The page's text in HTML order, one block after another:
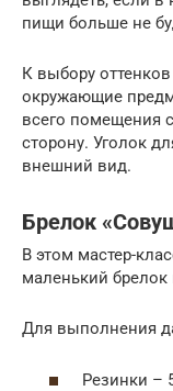
пищи больше не
К выбору
окружающие
всего помещения
сторону. Уголок
внешний вид.
Брелок
В этом мастер-
маленький
Для выполнения
Резинки –